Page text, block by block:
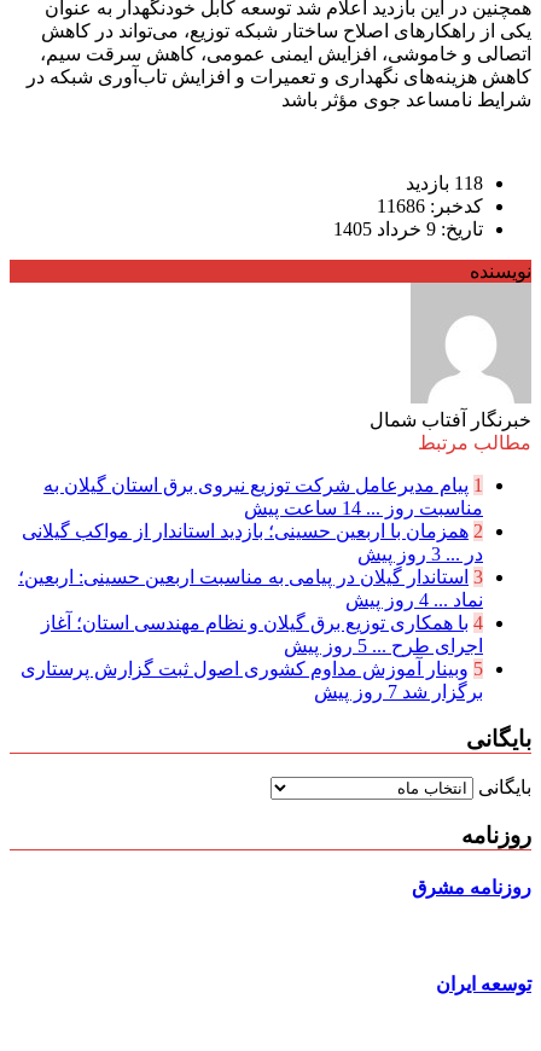
همچنین در این بازدید اعلام شد توسعه کابل خودنگهدار به عنوان
یکی از راهکارهای اصلاح ساختار شبکه توزیع، می‌تواند در کاهش
اتصالی و خاموشی، افزایش ایمنی عمومی، کاهش سرقت سیم،
کاهش هزینه‌های نگهداری و تعمیرات و افزایش تاب‌آوری شبکه در
شرایط نامساعد جوی مؤثر باشد
118 بازدید
کدخبر: 11686
تاریخ: 9 خرداد 1405
نویسنده
خبرنگار آفتاب شمال
مطالب مرتبط
1 پیام مدیرعامل شركت توزیع نیروی برق استان گیلان به
مناسبت روز ... 14 ساعت پیش
2 همزمان با اربعین حسینی؛ بازدید استاندار از مواکب گیلانی
در ... 3 روز پیش
3 استاندار گیلان در پیامی به مناسبت اربعین حسینی: اربعین؛
نماد ... 4 روز پیش
4 با همکاری توزیع برق گیلان و نظام مهندسی استان؛ آغاز
اجرای طرح ... 5 روز پیش
5 وبینار آموزش مداوم کشوری اصول ثبت گزارش پرستاری
برگزار شد 7 روز پیش
بایگانی
بایگانی
روزنامه
روزنامه مشرق
توسعه ایران